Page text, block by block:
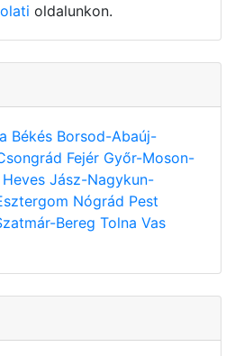
oldalunkon.
Békés Borsod-Abaúj-
Fejér Győr-Moson-
Heves Jász-Nagykun-
Nógrád Pest
Bereg Tolna Vas